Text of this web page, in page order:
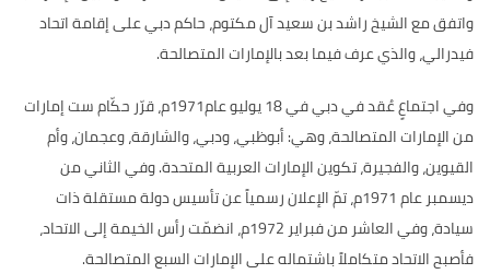
واتفق مع الشيخ راشد بن سعيد آل مكتوم، حاكم دبي على إقامة اتحاد
فيدرالي، والذي عرف فيما بعد بالإمارات المتصالحة.
وفي اجتماعٍ عُقد في دبي في18يوليو عام1971م، قرّر حكّام ست إمارات
من الإمارات المتصالحة، وهي:أبوظبي، ودبي، والشارقة، وعجمان، وأم
القيوين، والفجيرة، تكوين الإمارات العربية المتحدة.وفي الثاني من
ديسمبر عام1971م، تمّ الإعلان رسمياً عن تأسيس دولة مستقلة ذات
سيادة، وفي العاشر من فبراير 1972م، انضمّت رأس الخيمة إلى الاتحاد،
فأصبح الاتحاد متكاملاً باشتماله على الإمارات السبع المتصالحة.